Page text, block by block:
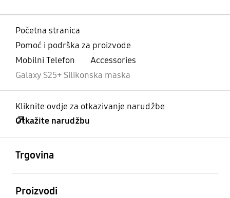
Početna stranica
Pomoć i podrška za proizvode
Mobilni Telefon
Accessories
Galaxy S25+ Silikonska maska
Kliknite ovdje za otkazivanje narudžbe
Otkažite narudžbu
Trgovina
Proizvodi